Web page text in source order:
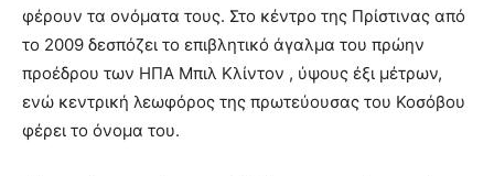
φέρουν τα ονόματα τους. Στο κέντρο της Πρίστινας από
το 2009 δεσπόζει το επιβλητικό άγαλμα του πρώην
προέδρου των ΗΠΑ Μπιλ Κλίντον , ύψους έξι μέτρων,
ενώ κεντρική λεωφόρος της πρωτεύουσας του Κοσόβου
φέρει το όνομα του.